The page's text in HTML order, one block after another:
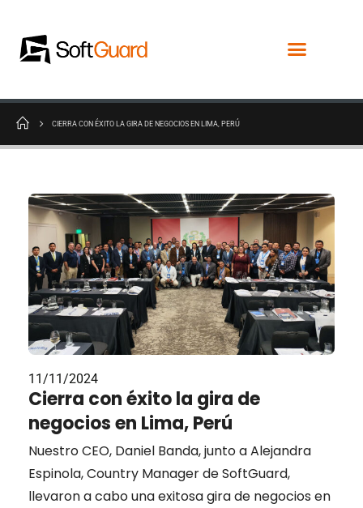
CIERRA CON ÉXITO LA GIRA DE NEGOCIOS EN LIMA, PERÚ
11/11/2024
Cierra con éxito la gira de
negocios en Lima, Perú
Nuestro CEO, Daniel Banda, junto a Alejandra
Espinola, Country Manager de SoftGuard,
llevaron a cabo una exitosa gira de negocios en